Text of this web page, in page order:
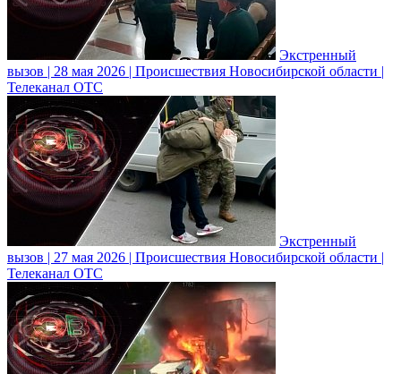
Экстренный
вызов | 28 мая 2026 | Происшествия Новосибирской области |
Телеканал ОТС
Экстренный
вызов | 27 мая 2026 | Происшествия Новосибирской области |
Телеканал ОТС